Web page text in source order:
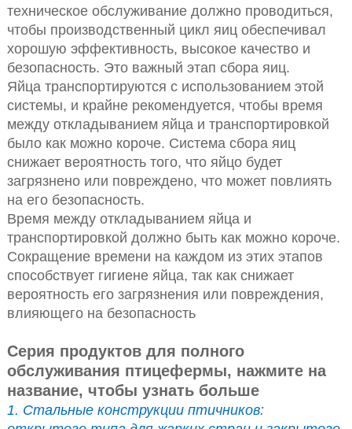
техническое обслуживание должно проводиться,
чтобы производственный цикл яиц обеспечивал
хорошую эффективность, высокое качество и
безопасность. Это важный этап сбора яиц.
Яйца транспортируются с использованием этой
системы, и крайне рекомендуется, чтобы время
между откладыванием яйца и транспортировкой
было как можно короче. Система сбора яиц
снижает вероятность того, что яйцо будет
загрязнено или повреждено, что может повлиять
на его безопасность.
Время между откладыванием яйца и
транспортировкой должно быть как можно короче.
Сокращение времени на каждом из этих этапов
способствует гигиене яйца, так как снижает
вероятность его загрязнения или повреждения,
влияющего на безопасность
Серия продуктов для полного
обслуживания птицефермы, нажмите на
название, чтобы узнать больше
1. Стальные конструкции птичников: